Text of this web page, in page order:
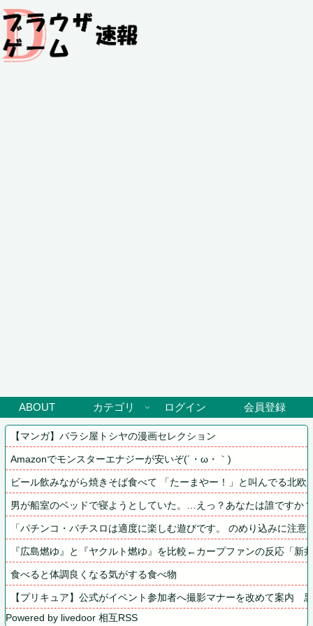
ABOUT カテゴリ ログイン 会員登録
【マンガ】バラシ屋トシヤの漫画セレクション
Amazonでモンスターエナジーが安いぞ(´・ω・｀)
ビール飲みながら焼きそば食べて 「たーまやー！」と叫んでる北欧
男が船室のベッドで寝ようとしていた。…えっ？あなたは誰です
「パチンコ・パチスロは適度に楽しむ遊びです。 のめり込みに注
『広島燃ゆ』と『ヤクルト燃ゆ』を比較←カープファンの反応「新
食べると体調良くなる気がする食べ物
【プリキュア】公式がイベント参加者へ撮影マナーを改めて案内
Powered by livedoor 相互RSS